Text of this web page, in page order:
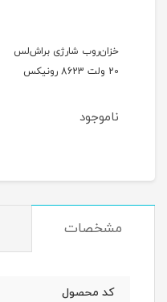
خزان‌روب شارژی براش‌لس
20 ولت 8623 رونیکس
ناموجود
مشخصات
کد محصول